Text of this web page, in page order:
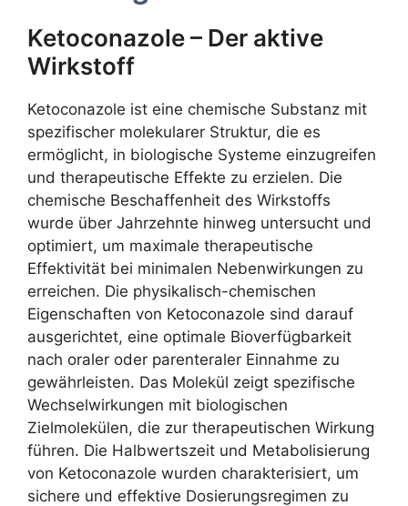
Ketoconazole – Der aktive
Wirkstoff
Ketoconazole ist eine chemische Substanz mit
spezifischer molekularer Struktur, die es
ermöglicht, in biologische Systeme einzugreifen
und therapeutische Effekte zu erzielen. Die
chemische Beschaffenheit des Wirkstoffs
wurde über Jahrzehnte hinweg untersucht und
optimiert, um maximale therapeutische
Effektivität bei minimalen Nebenwirkungen zu
erreichen. Die physikalisch-chemischen
Eigenschaften von Ketoconazole sind darauf
ausgerichtet, eine optimale Bioverfügbarkeit
nach oraler oder parenteraler Einnahme zu
gewährleisten. Das Molekül zeigt spezifische
Wechselwirkungen mit biologischen
Zielmolekülen, die zur therapeutischen Wirkung
führen. Die Halbwertszeit und Metabolisierung
von Ketoconazole wurden charakterisiert, um
sichere und effektive Dosierungsregimen zu